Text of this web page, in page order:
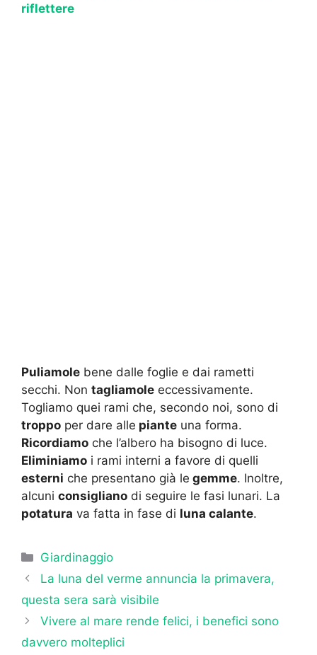
riflettere
Puliamole bene dalle foglie e dai rametti
secchi. Non tagliamole eccessivamente.
Togliamo quei rami che, secondo noi, sono di
troppo per dare alle piante una forma.
Ricordiamo che l’albero ha bisogno di luce.
Eliminiamo i rami interni a favore di quelli
esterni che presentano già le gemme. Inoltre,
alcuni consigliano di seguire le fasi lunari. La
potatura va fatta in fase di luna calante.
Categorie
Giardinaggio
La luna del verme annuncia la primavera,
questa sera sarà visibile
Vivere al mare rende felici, i benefici sono
davvero molteplici